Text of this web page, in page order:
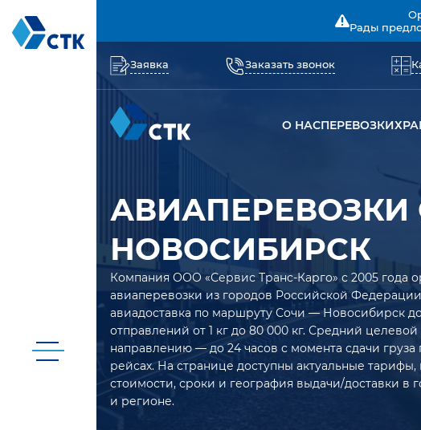
Рады
Заявка Заказать звонок
О НАСПЕРЕВОЗКИ
АВИАПЕРЕВОЗКИ
НОВОСИБИРСК
Компания ООО «Сервис Транс-Карго» с 2005 года
авиаперевозки из городов Российской
авиадоставка по маршруту Сочи — Новосибирск
отправлений от 1 кг до 80 000 кг. Средний
направлению — до 24 часов с момента сдачи
рейсах. На странице доступны актуальные тарифы,
стоимости, сроки и география выдачи/доставки в
и регионе.